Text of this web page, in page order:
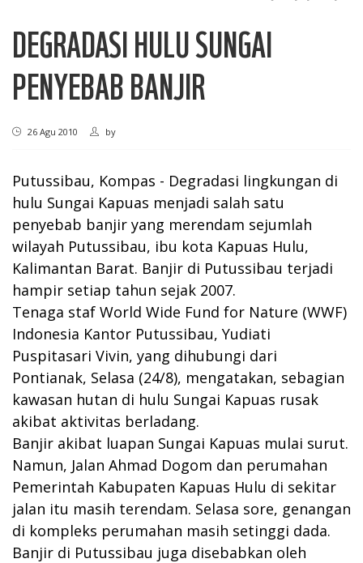
DEGRADASI HULU SUNGAI
PENYEBAB BANJIR
26 Agu 2010 by
Putussibau, Kompas - Degradasi lingkungan di
hulu Sungai Kapuas menjadi salah satu
penyebab banjir yang merendam sejumlah
wilayah Putussibau, ibu kota Kapuas Hulu,
Kalimantan Barat. Banjir di Putussibau terjadi
hampir setiap tahun sejak 2007.
Tenaga staf World Wide Fund for Nature (WWF)
Indonesia Kantor Putussibau, Yudiati
Puspitasari Vivin, yang dihubungi dari
Pontianak, Selasa (24/8), mengatakan, sebagian
kawasan hutan di hulu Sungai Kapuas rusak
akibat aktivitas berladang.
Banjir akibat luapan Sungai Kapuas mulai surut.
Namun, Jalan Ahmad Dogom dan perumahan
Pemerintah Kabupaten Kapuas Hulu di sekitar
jalan itu masih terendam. Selasa sore, genangan
di kompleks perumahan masih setinggi dada.
Banjir di Putussibau juga disebabkan oleh